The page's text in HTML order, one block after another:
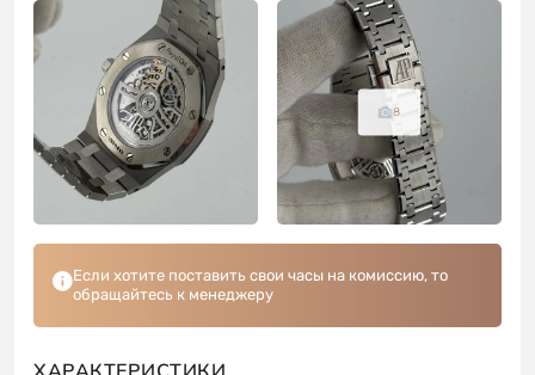
8
Если хотите поставить свои часы на комиссию, то
обращайтесь к менеджеру
ХАРАКТЕРИСТИКИ